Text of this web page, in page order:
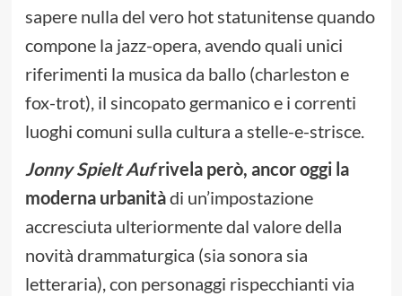
sapere nulla del vero hot statunitense quando
compone la jazz-opera, avendo quali unici
riferimenti la musica da ballo (charleston e
fox-trot), il sincopato germanico e i correnti
luoghi comuni sulla cultura a stelle-e-strisce.
Jonny Spielt Aufrivela però, ancor oggi la
moderna urbanitàdi un’impostazione
accresciuta ulteriormente dal valore della
novità drammaturgica (sia sonora sia
letteraria), con personaggi rispecchianti via